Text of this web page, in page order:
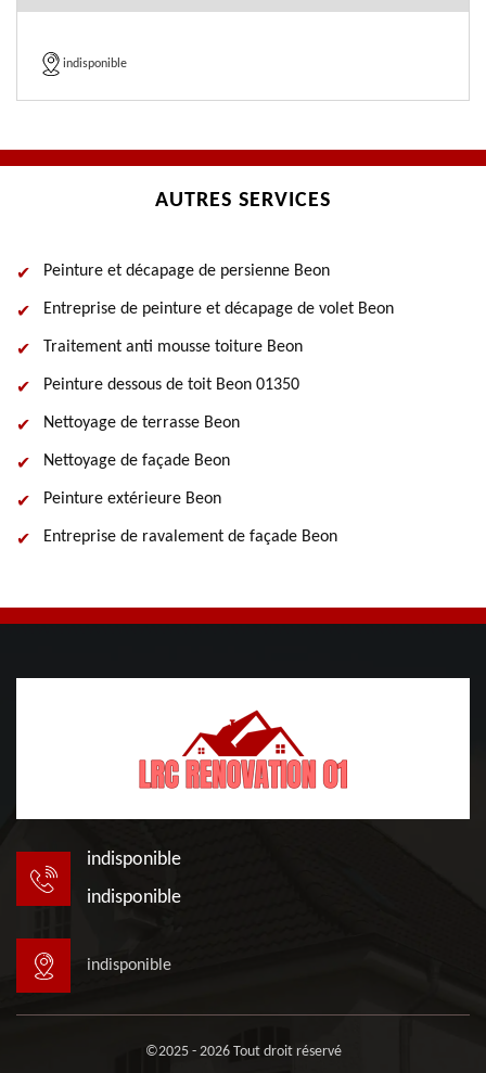
indisponible
AUTRES SERVICES
Peinture et décapage de persienne Beon
Entreprise de peinture et décapage de volet Beon
Traitement anti mousse toiture Beon
Peinture dessous de toit Beon 01350
Nettoyage de terrasse Beon
Nettoyage de façade Beon
Peinture extérieure Beon
Entreprise de ravalement de façade Beon
indisponible
indisponible
indisponible
©2025 - 2026 Tout droit réservé